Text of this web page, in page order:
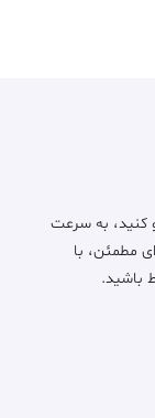
کنید، به سرعت
مطمئن، با
باشید.